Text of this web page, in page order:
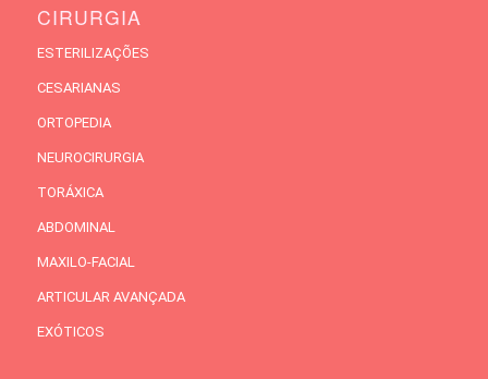
CIRURGIA
ESTERILIZAÇÕES
CESARIANAS
ORTOPEDIA
NEUROCIRURGIA
TORÁXICA
ABDOMINAL
MAXILO-FACIAL
ARTICULAR AVANÇADA
EXÓTICOS